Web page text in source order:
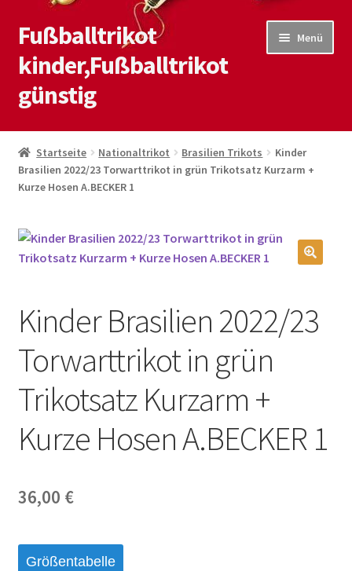
Zur
Navigation
springen
Zum
Inhalt
springen
Fußballtrikot
kinder,Fußballtrikot
günstig
Menü
Start
Blog
Kontaktiere uns
Startseite Nationaltrikot Brasilien Trikots
Kinder
Brasilien 2022/23 Torwarttrikot in grün Trikotsatz Kurzarm +
Kurze Hosen A.BECKER 1
Kinder Brasilien 2022/23
Torwarttrikot in grün
Trikotsatz Kurzarm +
Kurze Hosen A.BECKER 1
36,00 €
Größentabelle